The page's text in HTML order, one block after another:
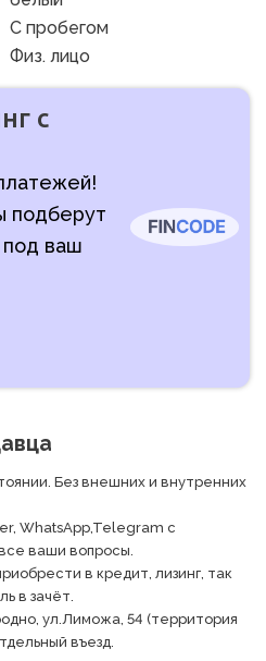
C пробегом
Физ. лицо
с
подберут
под ваш
Без внешних и внутренних
WhatsApp,Telegram с
ваши вопросы.
в кредит, лизинг, так
в зачёт.
ул.Лиможа, 54 (территория
въезд.